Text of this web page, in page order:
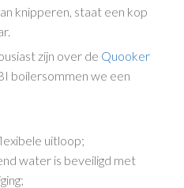
knipperen, staat een kop
zijn over de Quooker
boilersommen we een
uitloop;
water is beveiligd met